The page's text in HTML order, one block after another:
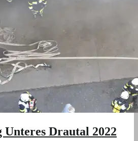
Unteres Drautal 2022